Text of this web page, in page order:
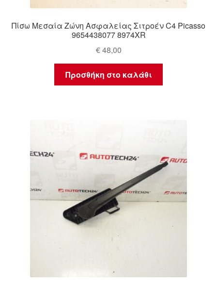
Πίσω Μεσαία Ζώνη Ασφαλείας Σιτροέν C4 Picasso
9654438077 8974XR
€48,00
Προσθήκη στο καλάθι